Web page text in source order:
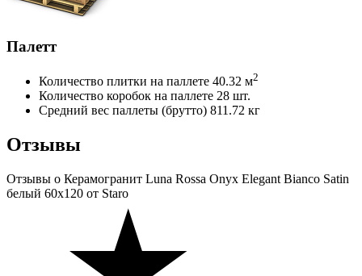
Палетт
Количество плитки на паллете 40.32 м2
Количество коробок на паллете 28 шт.
Средний вес паллеты (брутто) 811.72 кг
Отзывы
Отзывы о Керамогранит Luna Rossa Onyx Elegant Bianco Satin
белый 60x120 от Staro